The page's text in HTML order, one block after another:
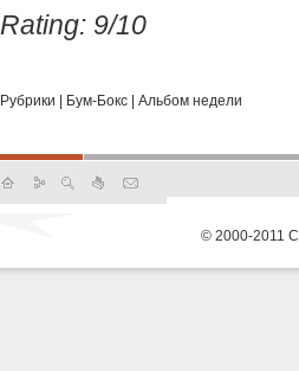
Rating: 9/10
Рубрики Бум-Бокс Альбом недели
© 2000-2011